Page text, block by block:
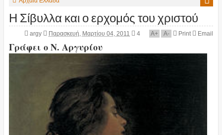
Η Σίβυλλα και ο ερχομός του χριστού
argy Παρασκευή, Μαρτίου 04, 2011 4 A+ A- Print Email
Γράφει ο Ν. Αργυρίου